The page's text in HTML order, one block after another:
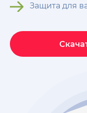
Защита для